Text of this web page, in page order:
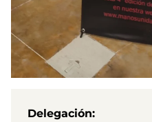
Delegación